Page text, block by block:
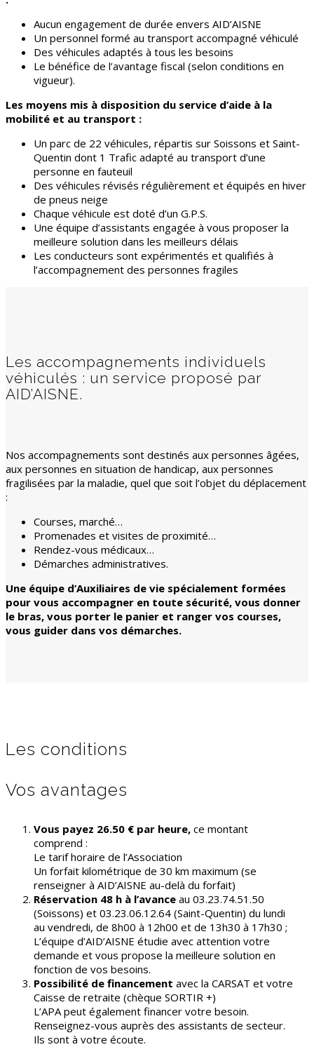
Aucun engagement de durée envers AID’AISNE
Un personnel formé au transport accompagné véhiculé
Des véhicules adaptés à tous les besoins
Le bénéfice de l’avantage fiscal (selon conditions en
vigueur).
Les moyens mis à disposition du service d’aide à la
mobilité et au transport :
Un parc de 22 véhicules, répartis sur Soissons et Saint-
Quentin dont 1 Trafic adapté au transport d’une
personne en fauteuil
Des véhicules révisés régulièrement et équipés en hiver
de pneus neige
Chaque véhicule est doté d’un G.P.S.
Une équipe d’assistants engagée à vous proposer la
meilleure solution dans les meilleurs délais
Les conducteurs sont expérimentés et qualifiés à
l’accompagnement des personnes fragiles
Les accompagnements individuels
véhiculés : un service proposé par
AID’AISNE.
Nos accompagnements sont destinés aux personnes âgées,
aux personnes en situation de handicap, aux personnes
fragilisées par la maladie, quel que soit l’objet du déplacement
:
Courses, marché…
Promenades et visites de proximité…
Rendez-vous médicaux…
Démarches administratives.
Une équipe d’Auxiliaires de vie spécialement formées
pour vous accompagner en toute sécurité, vous donner
le bras, vous porter le panier et ranger vos courses,
vous guider dans vos démarches.
Les conditions
Vos avantages
Vous payez 26.50 € par heure, ce montant
comprend :
Le tarif horaire de l’Association
Un forfait kilométrique de 30 km maximum (se
renseigner à AID’AISNE au-delà du forfait)
Réservation 48 h à l’avance au 03.23.74.51.50
(Soissons) et 03.23.06.12.64 (Saint-Quentin) du lundi
au vendredi, de 8h00 à 12h00 et de 13h30 à 17h30 ;
L’équipe d’AID’AISNE étudie avec attention votre
demande et vous propose la meilleure solution en
fonction de vos besoins.
Possibilité de financement avec la CARSAT et votre
Caisse de retraite (chèque SORTIR +)
L’APA peut également financer votre besoin.
Renseignez-vous auprès des assistants de secteur.
Ils sont à votre écoute.